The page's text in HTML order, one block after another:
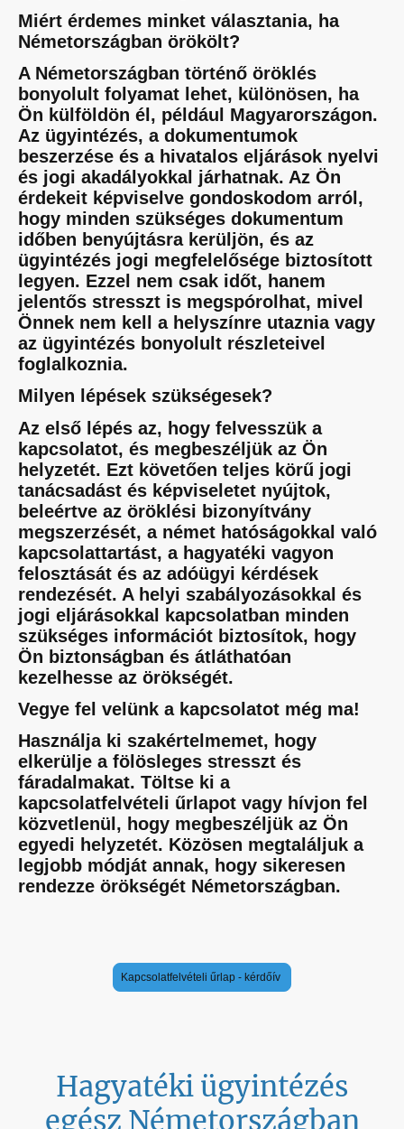
Miért érdemes minket választania, ha
Németországban örökölt?
A Németországban történő öröklés
bonyolult folyamat lehet, különösen, ha
Ön külföldön él, például Magyarországon.
Az ügyintézés, a dokumentumok
beszerzése és a hivatalos eljárások nyelvi
és jogi akadályokkal járhatnak. Az Ön
érdekeit képviselve gondoskodom arról,
hogy minden szükséges dokumentum
időben benyújtásra kerüljön, és az
ügyintézés jogi megfelelősége biztosított
legyen. Ezzel nem csak időt, hanem
jelentős stresszt is megspórolhat, mivel
Önnek nem kell a helyszínre utaznia vagy
az ügyintézés bonyolult részleteivel
foglalkoznia.
Milyen lépések szükségesek?
Az első lépés az, hogy felvesszük a
kapcsolatot, és megbeszéljük az Ön
helyzetét. Ezt követően teljes körű jogi
tanácsadást és képviseletet nyújtok,
beleértve az öröklési bizonyítvány
megszerzését, a német hatóságokkal való
kapcsolattartást, a hagyatéki vagyon
felosztását és az adóügyi kérdések
rendezését. A helyi szabályozásokkal és
jogi eljárásokkal kapcsolatban minden
szükséges információt biztosítok, hogy
Ön biztonságban és átláthatóan
kezelhesse az örökségét.
Vegye fel velünk a kapcsolatot még ma!
Használja ki szakértelmemet, hogy
elkerülje a fölösleges stresszt és
fáradalmakat. Töltse ki a
kapcsolatfelvételi űrlapot vagy hívjon fel
közvetlenül, hogy megbeszéljük az Ön
egyedi helyzetét. Közösen megtaláljuk a
legjobb módját annak, hogy sikeresen
rendezze örökségét Németországban.
Kapcsolatfelvételi űrlap - kérdőív
Hagyatéki ügyintézés
egész Németországban